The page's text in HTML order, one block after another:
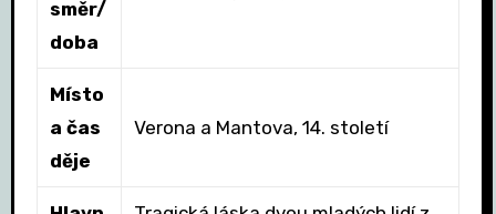
směr/
doba
Místo
a čas
děje
Verona a Mantova, 14. století